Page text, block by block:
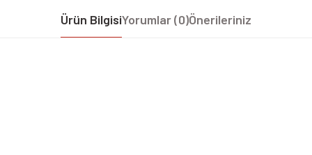
Ürün BilgisiYorumlar (0)Önerileriniz